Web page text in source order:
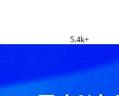
5.4k+